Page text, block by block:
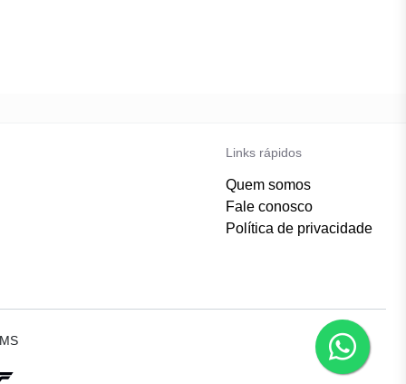
Links rápidos
Quem somos
Fale conosco
Política de privacidade